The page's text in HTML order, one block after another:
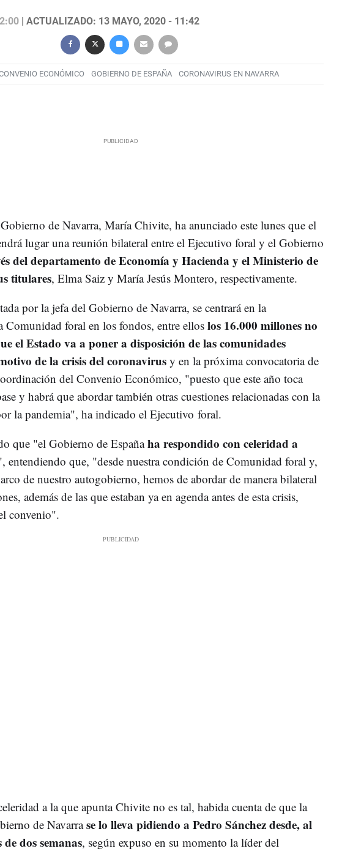
| ACTUALIZADO: 13 MAYO, 2020 - 11:42
ECONÓMICO GOBIERNO DE ESPAÑA CORONAVIRUS EN NAVARRA
de Navarra, María Chivite, ha anunciado este lunes que el
lugar una reunión bilateral entre el Ejecutivo foral y el Gobierno
del departamento de Economía y Hacienda y el Ministerio de
titulares, Elma Saiz y María Jesús Montero, respectivamente.
por la jefa del Gobierno de Navarra, se centrará en la
Comunidad foral en los fondos, entre ellos los 16.000 millones no
el Estado va a poner a disposición de las comunidades
de la crisis del coronavirusy en la próxima convocatoria de
del Convenio Económico, "puesto que este año toca
y habrá que abordar también otras cuestiones relacionadas con la
la pandemia", ha indicado el Ejecutivo foral.
que "el Gobierno de Españaha respondido con celeridad a
entendiendo que, "desde nuestra condición de Comunidad foral y,
de nuestro autogobierno, hemos de abordar de manera bilateral
además de las que estaban ya en agenda antes de esta crisis,
convenio".
a la que apunta Chivite no es tal, habida cuenta de que la
de Navarrase lo lleva pidiendo a Pedro Sánchez desde, al
dos semanas, según expuso en su momento la líder del